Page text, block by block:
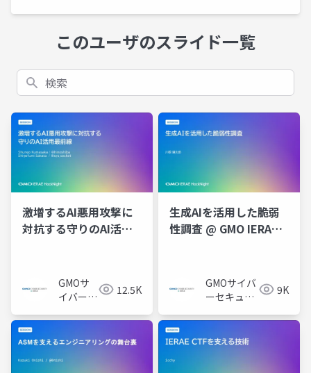
このユーザのスライド一覧
検索
激増するAI悪用攻撃に
対抗する守りのAI活用
代のセキュリティ攻防
戦」
GMOサ
イバーセ
ィ byイ
エラエ株
12.5K
生成AIを活用した脆弱
性調査 @ GMO IERAE
GMOサイバ
ーセキュリ
ラエ株式会
社
9K